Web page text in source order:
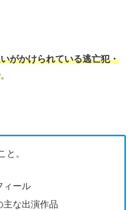
がかけられている逃亡犯・
。
と。
ィール
主な出演作品